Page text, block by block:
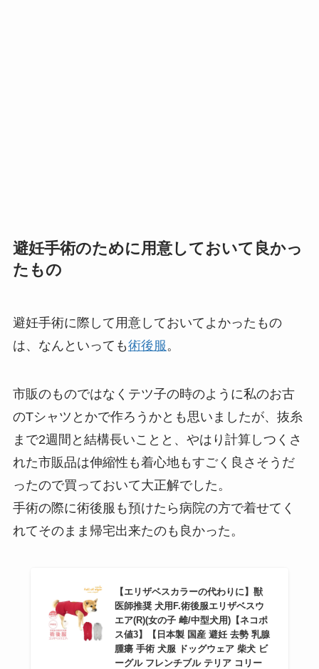
避妊手術のために用意しておいて良かっ
たもの
避妊手術に際して用意しておいてよかったもの
は、なんといっても術後服。
市販のものではなくテツ子の時のように私のお古
のTシャツとかで作ろうかとも思いましたが、抜糸
まで2週間と結構長いことと、やはり計算しつくさ
れた市販品は伸縮性も着心地もすごく良さそうだ
ったので買っておいて大正解でした。
手術の際に術後服も預けたら病院の方で着せてく
れてそのまま帰宅出来たのも良かった。
【エリザベスカラーの代わりに】獣
医師推奨 犬用F.術後服エリザベスウ
エア(R)(女の子 雌/中型犬用)【ネコポ
ス値3】【日本製 国産 避妊 去勢 乳腺
腫瘍 手術 犬服 ドッグウェア 柴犬 ビ
ーグル フレンチブル テリア コリー